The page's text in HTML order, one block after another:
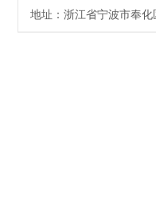
地址：浙江省宁波市奉